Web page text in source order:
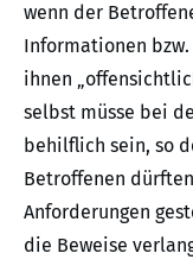
wenn der
Informationen
ihnen
selbst müsse bei
behilflich sein, so
Betroffenen
Anforderungen
die Beweise